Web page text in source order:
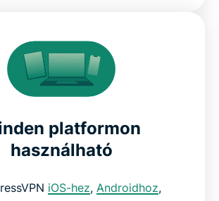
platformon
használható
iOS-hez, Androidhoz,